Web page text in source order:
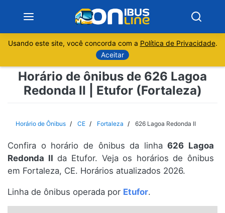
Sobre
Rio de Janeiro
Usando este site, você concorda com a Política de Privacidade.
Aceitar
Horário de ônibus de 626 Lagoa
Redonda II | Etufor (Fortaleza)
Horário de Ônibus CE Fortaleza 626 Lagoa Redonda II
Confira o horário de ônibus da linha626 Lagoa
Redonda II da Etufor. Veja os horários de ônibus
em Fortaleza, CE. Horários atualizados 2026.
Linha de ônibus operada por Etufor.